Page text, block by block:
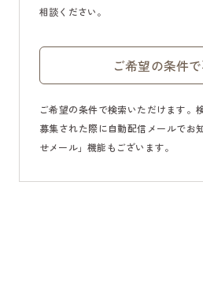
相談ください。
ご希望の条件
ご希望の条件で検索いただけます。
募集された際に自動配信メールでお
せメール」機能もございます。